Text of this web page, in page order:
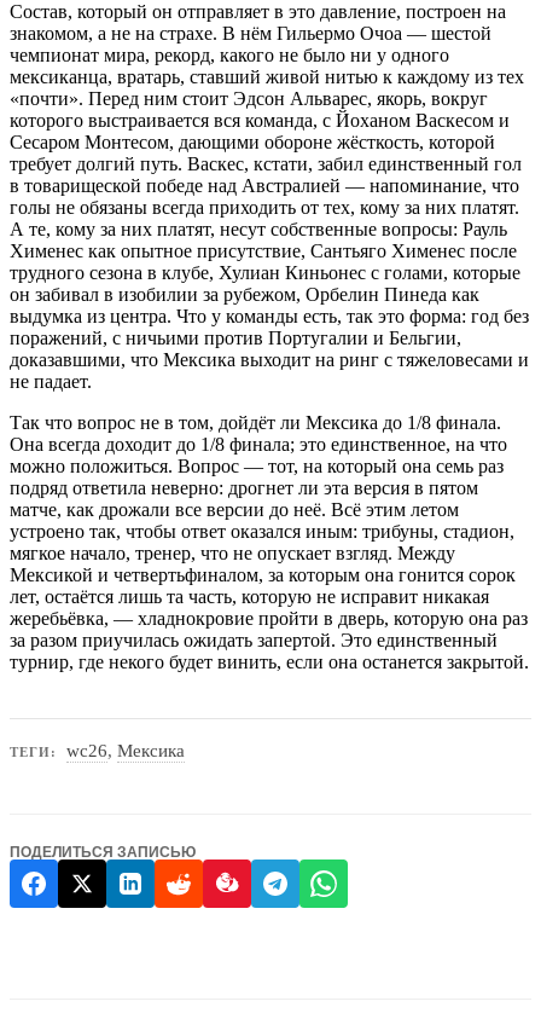
Состав, который он отправляет в это давление, построен на
знакомом, а не на страхе. В нём Гильермо Очоа — шестой
чемпионат мира, рекорд, какого не было ни у одного
мексиканца, вратарь, ставший живой нитью к каждому из тех
«почти». Перед ним стоит Эдсон Альварес, якорь, вокруг
которого выстраивается вся команда, с Йоханом Васкесом и
Сесаром Монтесом, дающими обороне жёсткость, которой
требует долгий путь. Васкес, кстати, забил единственный гол
в товарищеской победе над Австралией — напоминание, что
голы не обязаны всегда приходить от тех, кому за них платят.
А те, кому за них платят, несут собственные вопросы: Рауль
Хименес как опытное присутствие, Сантьяго Хименес после
трудного сезона в клубе, Хулиан Киньонес с голами, которые
он забивал в изобилии за рубежом, Орбелин Пинеда как
выдумка из центра. Что у команды есть, так это форма: год без
поражений, с ничьими против Португалии и Бельгии,
доказавшими, что Мексика выходит на ринг с тяжеловесами и
не падает.
Так что вопрос не в том, дойдёт ли Мексика до 1/8 финала.
Она всегда доходит до 1/8 финала; это единственное, на что
можно положиться. Вопрос — тот, на который она семь раз
подряд ответила неверно: дрогнет ли эта версия в пятом
матче, как дрожали все версии до неё. Всё этим летом
устроено так, чтобы ответ оказался иным: трибуны, стадион,
мягкое начало, тренер, что не опускает взгляд. Между
Мексикой и четвертьфиналом, за которым она гонится сорок
лет, остаётся лишь та часть, которую не исправит никакая
жеребьёвка, — хладнокровие пройти в дверь, которую она раз
за разом приучилась ожидать запертой. Это единственный
турнир, где некого будет винить, если она останется закрытой.
ТЕГИ: wc26,Мексика
ПОДЕЛИТЬСЯ ЗАПИСЬЮ